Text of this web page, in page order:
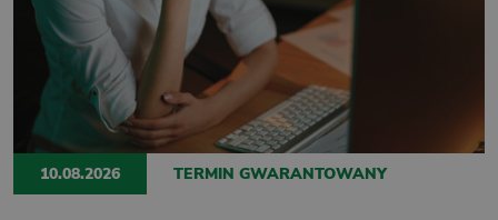
10.08.2026 TERMIN GWARANTOWANY